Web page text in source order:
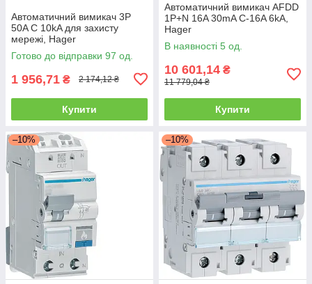
Автоматичний вимикач 3P
50A C 10kA для захисту
мережі, Hager
Готово до відправки 97 од.
1 956,71 ₴ 2 174,12 ₴
Купити
Автоматичний вимикач AFDD
1P+N 16A 30mA C-16A 6kA,
Hager
В наявності 5 од.
10 601,14 ₴
11 779,04 ₴
Купити
–10% –10%